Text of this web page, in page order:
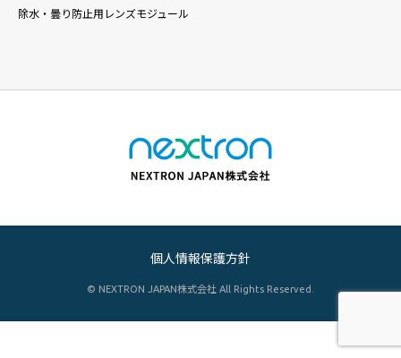
除水・曇り防止用レンズモジュール
個人情報保護方針
© NEXTRON JAPAN株式会社 All Rights Reserved.